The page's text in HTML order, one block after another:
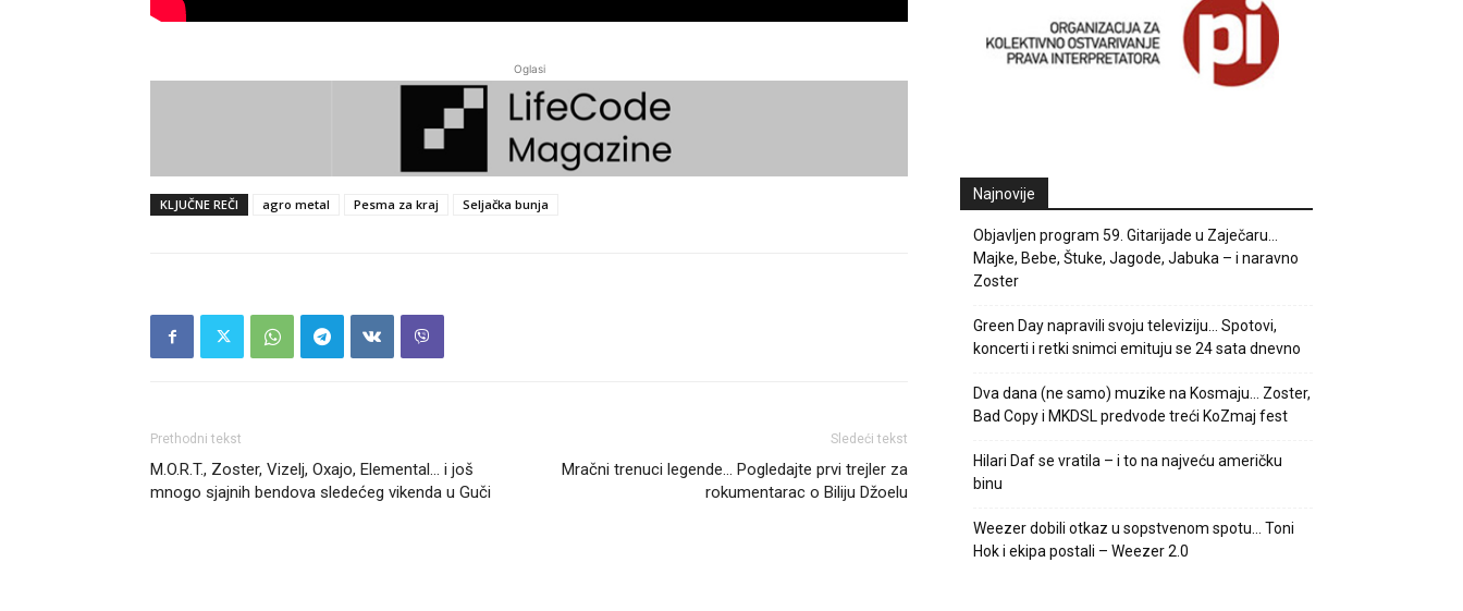
Oglasi
KLJUČNE REČI agro metal Pesma za kraj Seljačka bunja
Prethodni tekst
M.O.R.T., Zoster, Vizelj, Oxajo, Elemental… i još
mnogo sjajnih bendova sledećeg vikenda u Guči
Sledeći tekst
Mračni trenuci legende… Pogledajte prvi trejler za
rokumentarac o Biliju Džoelu
Najnovije
Objavljen program 59. Gitarijade u Zaječaru…
Majke, Bebe, Štuke, Jagode, Jabuka – i naravno
Zoster
Green Day napravili svoju televiziju… Spotovi,
koncerti i retki snimci emituju se 24 sata dnevno
Dva dana (ne samo) muzike na Kosmaju… Zoster,
Bad Copy i MKDSL predvode treći KoZmaj fest
Hilari Daf se vratila – i to na najveću američku
binu
Weezer dobili otkaz u sopstvenom spotu… Toni
Hok i ekipa postali – Weezer 2.0